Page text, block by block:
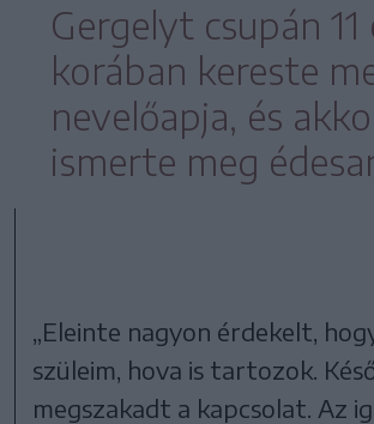
Gergelyt csupán 11
korában kereste
nevelőapja, és
ismerte meg
„Eleinte nagyon érdekelt,
szüleim, hova is tartozok.
megszakadt a kapcsolat. Az